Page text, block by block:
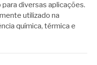
diversas aplicações.
utilizado na
química, térmica e